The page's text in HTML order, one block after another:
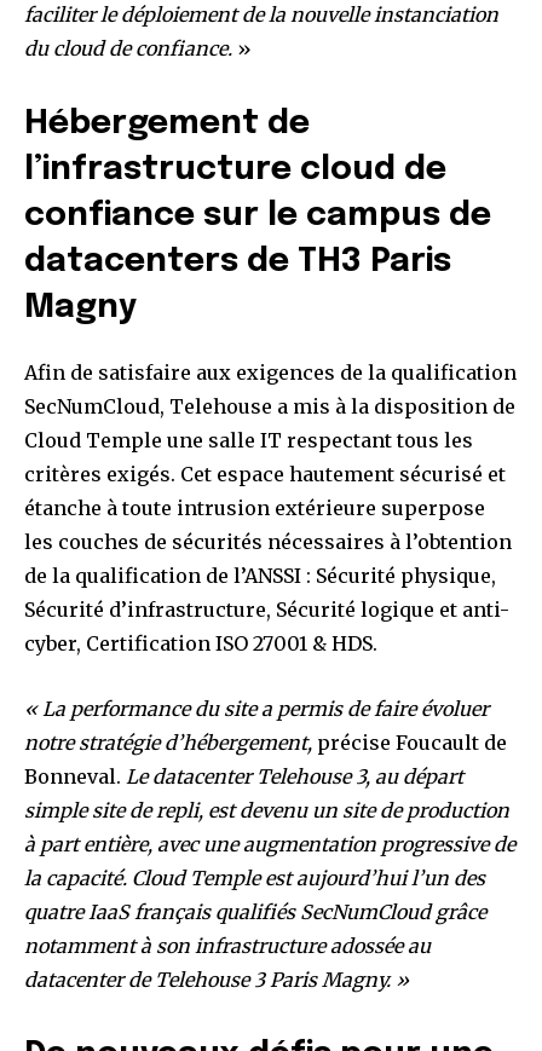
faciliter le déploiement de la nouvelle instanciation
du cloud de confiance. »
Hébergement de
l’infrastructure cloud de
confiance sur le campus de
datacenters de TH3 Paris
Magny
Afin de satisfaire aux exigences de la qualification
SecNumCloud, Telehouse a mis à la disposition de
Cloud Temple une salle IT respectant tous les
critères exigés. Cet espace hautement sécurisé et
étanche à toute intrusion extérieure superpose
les couches de sécurités nécessaires à l’obtention
de la qualification de l’ANSSI : Sécurité physique,
Sécurité d’infrastructure, Sécurité logique et anti-
cyber, Certification ISO 27001 & HDS.
« La performance du site a permis de faire évoluer
notre stratégie d’hébergement, précise Foucault de
Bonneval. Le datacenter Telehouse 3, au départ
simple site de repli, est devenu un site de production
à part entière, avec une augmentation progressive de
la capacité. Cloud Temple est aujourd’hui l’un des
quatre IaaS français qualifiés SecNumCloud grâce
notamment à son infrastructure adossée au
datacenter de Telehouse 3 Paris Magny. »